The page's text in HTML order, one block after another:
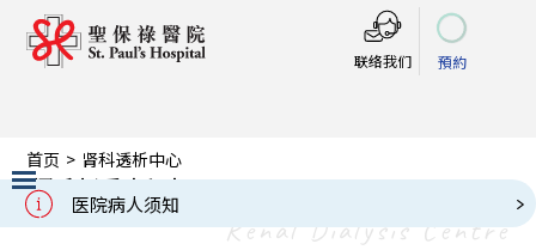
联络我们 預約
医院病人须知
Slide 2 of 3.
首页 > 肾科透析中心
肾科透析中心
Renal Dialysis Centre